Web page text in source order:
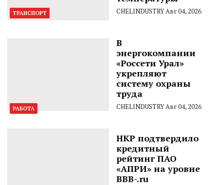
ТРАНСПОРТ CHELINDUSTRYАвг 04, 2026
РАБОТА
В
энергокомпании
«Россети Урал»
укрепляют
систему охраны
труда
CHELINDUSTRYАвг 04, 2026
НКР подтвердило
кредитный
рейтинг ПАО
«АПРИ» на уровне
BBB-.ru